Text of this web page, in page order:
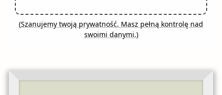
(Szanujemy twoją prywatność. Masz pełną kontrolę nad
swoimi danymi.)